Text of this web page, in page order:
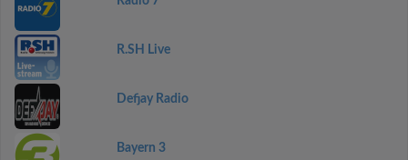
R.SH Live
Defjay Radio
Bayern 3